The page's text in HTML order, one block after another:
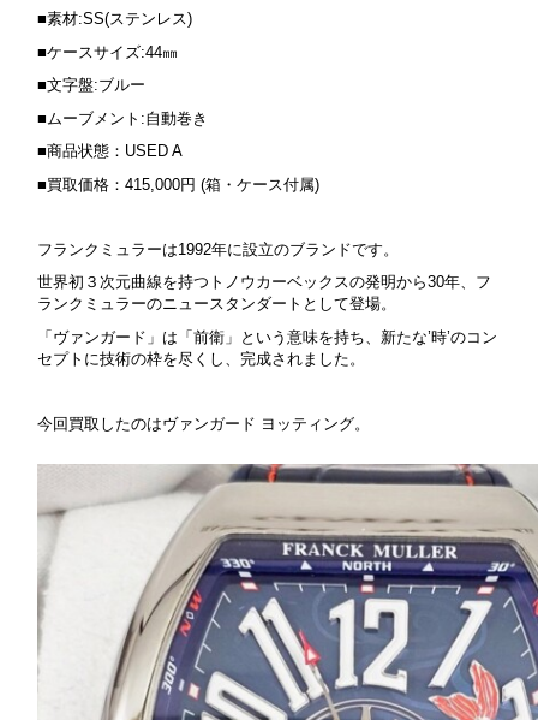
■素材:SS(ステンレス)
■ケースサイズ:44㎜
■文字盤:ブルー
■ムーブメント:自動巻き
■商品状態：USED A
■買取価格：415,000円 (箱・ケース付属)
フランクミュラーは1992年に設立のブランドです。
世界初３次元曲線を持つトノウカーベックスの発明から30年、フ
ランクミュラーのニュースタンダートとして登場。
「ヴァンガード」は「前衛」という意味を持ち、新たな’時’のコン
セプトに技術の枠を尽くし、完成されました。
今回買取したのはヴァンガード ヨッティング。